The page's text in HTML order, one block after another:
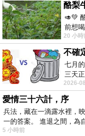
蘇英
2018-10-
醒在夢境中_更好
版主回應
人生一如在大
在夢中醒著，
這需有相當修為
貴台文章深淺有
感謝您來！
🥑💚
前想
imami
20 小時
不確
七月
三天
點虛
2026-
愛情三十六計，序
兵法，藏在一滴露水裡，
一的答案。 進退之間，為
5 小時前